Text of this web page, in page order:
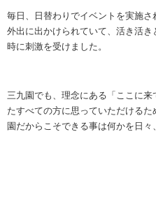
毎日、日替わりでイベントを実施
外出に出かけられていて、活き活
時に刺激を受けました。
三九園でも、理念にある「ここに
たすべての方に思っていただける
園だからこそできる事は何かを日々